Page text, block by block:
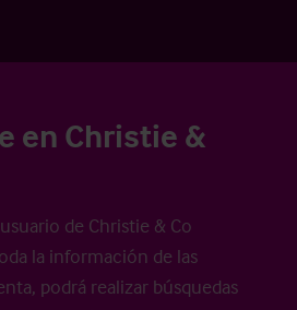
en Christie &
de Christie & Co
la información de las
podrá realizar búsquedas